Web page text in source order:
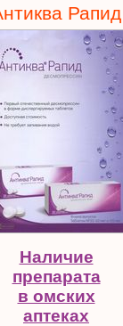
Рапид
Наличие
препарата
в омских
аптеках